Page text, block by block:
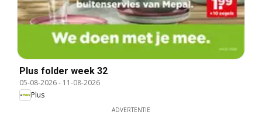
Plus folder week 32
05-08-2026- 11-08-2026
Plus
ADVERTENTIE